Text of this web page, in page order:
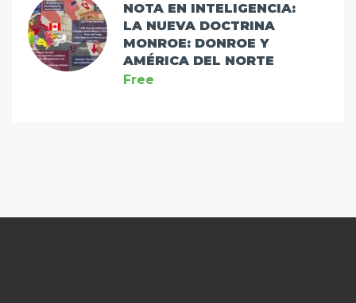
NOTA EN INTELIGENCIA:
LA NUEVA DOCTRINA
MONROE: DONROE Y
AMÉRICA DEL NORTE
Free